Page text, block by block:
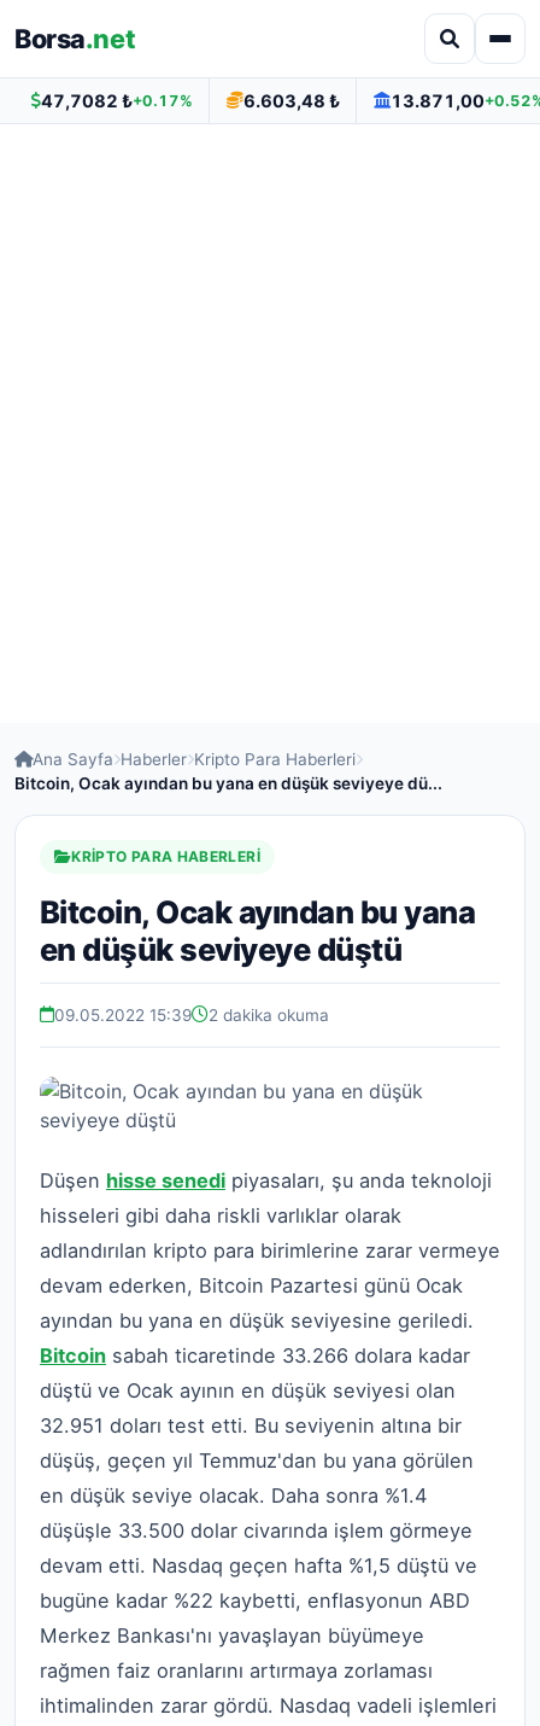
Borsa.net
47,7082 ₺+0.17% 6.603,48 ₺ 13.871,00
Ana Sayfa Haberler Kripto Para Haberleri
Bitcoin, Ocak ayından bu yana en düşük seviyeye dü...
KRIPTO PARA HABERLERI
Bitcoin, Ocak ayından bu yana
en düşük seviyeye düştü
09.05.2022 15:39 2 dakika okuma
Düşen hisse senedi piyasaları, şu anda teknoloji
hisseleri gibi daha riskli varlıklar olarak
adlandırılan kripto para birimlerine zarar vermeye
devam ederken, Bitcoin Pazartesi günü Ocak
ayından bu yana en düşük seviyesine geriledi.
Bitcoin sabah ticaretinde 33.266 dolara kadar
düştü ve Ocak ayının en düşük seviyesi olan
32.951 doları test etti. Bu seviyenin altına bir
düşüş, geçen yıl Temmuz'dan bu yana görülen
en düşük seviye olacak. Daha sonra %1.4
düşüşle 33.500 dolar civarında işlem görmeye
devam etti. Nasdaq geçen hafta %1,5 düştü ve
bugüne kadar %22 kaybetti, enflasyonun ABD
Merkez Bankası'nı yavaşlayan büyümeye
rağmen faiz oranlarını artırmaya zorlaması
ihtimalinden zarar gördü. Nasdaq vadeli işlemleri